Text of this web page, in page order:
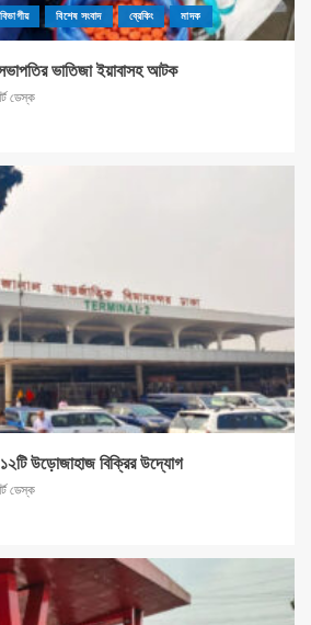
বিভাগীয় বিশেষ সংবাদ ব্রেকিং মাদক
ভাতিজা ইয়াবাসহ আটক
ডেস্ক
১২টি উড়োজাহাজ বিক্রির উদ্যোগ
ডেস্ক